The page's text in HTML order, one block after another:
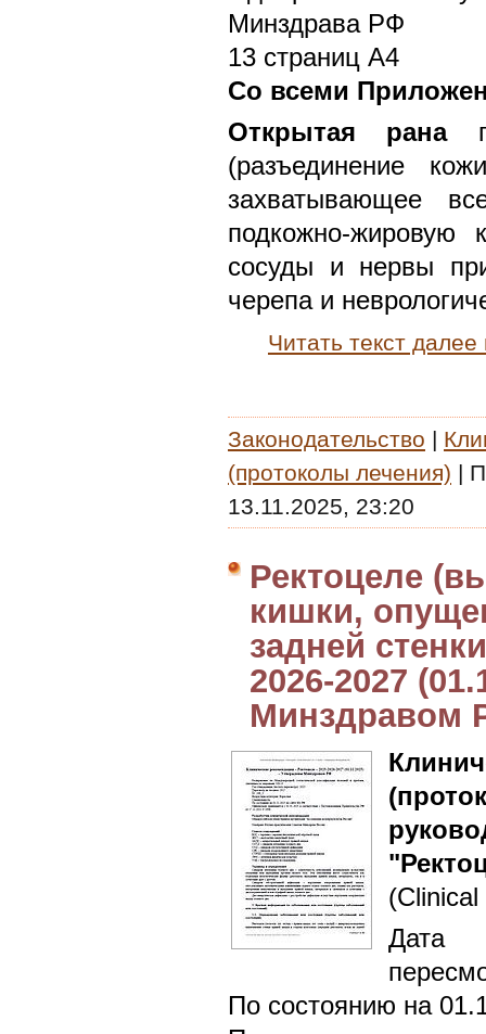
Минздрава РФ
13 страниц А4
Со всеми
Открытая рана
(разъединение
захватывающее
подкожно-жировую
сосуды и нервы
черепа и
Читать текст
Законодательство |
(протоколы лечения) |
13.11.2025, 23:20
Ректоцеле
кишки,
задней
2026-2027
Минздравом
Дата
По состоянию на